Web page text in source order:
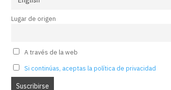
Lugar de origen
A través de la web
Si continúas, aceptas la política de privacidad